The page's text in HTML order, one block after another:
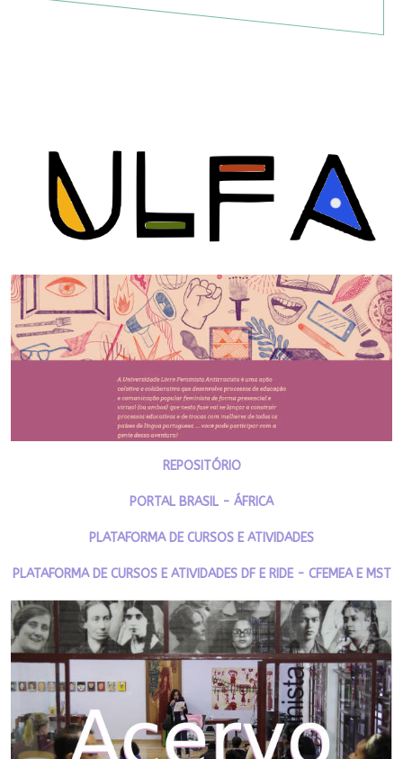
REPOSITÓRIO
PORTAL BRASIL - ÁFRICA
PLATAFORMA DE CURSOS E ATIVIDADES
PLATAFORMA DE CURSOS E ATIVIDADES DF E RIDE - CFEMEA E MST